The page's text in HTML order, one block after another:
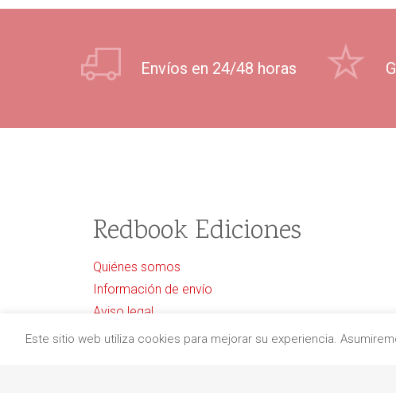
Envíos en 24/48 horas
Redbook Ediciones
Quiénes somos
Información de envío
Aviso legal
Protección de datos
Este sitio web utiliza cookies para mejorar su experiencia.